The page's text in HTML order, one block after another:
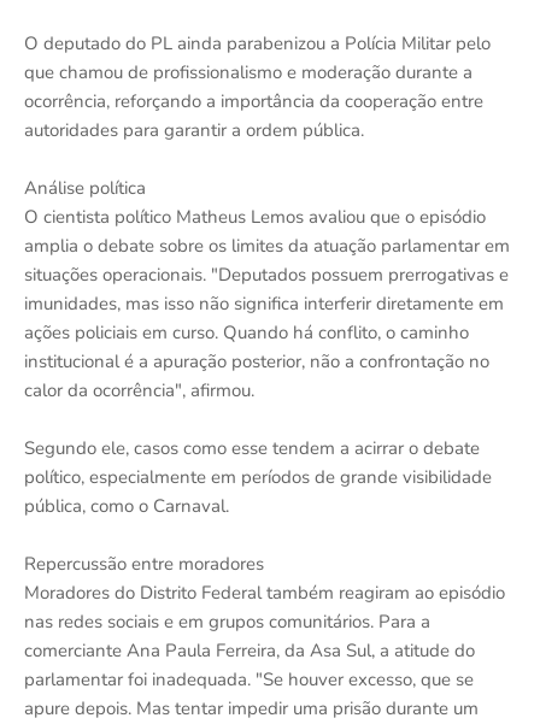
O deputado do PL ainda parabenizou a Polícia Militar pelo
que chamou de profissionalismo e moderação durante a
ocorrência, reforçando a importância da cooperação entre
autoridades para garantir a ordem pública.
Análise política
O cientista político Matheus Lemos avaliou que o episódio
amplia o debate sobre os limites da atuação parlamentar em
situações operacionais. "Deputados possuem prerrogativas e
imunidades, mas isso não significa interferir diretamente em
ações policiais em curso. Quando há conflito, o caminho
institucional é a apuração posterior, não a confrontação no
calor da ocorrência", afirmou.
Segundo ele, casos como esse tendem a acirrar o debate
político, especialmente em períodos de grande visibilidade
pública, como o Carnaval.
Repercussão entre moradores
Moradores do Distrito Federal também reagiram ao episódio
nas redes sociais e em grupos comunitários. Para a
comerciante Ana Paula Ferreira, da Asa Sul, a atitude do
parlamentar foi inadequada. "Se houver excesso, que se
apure depois. Mas tentar impedir uma prisão durante um